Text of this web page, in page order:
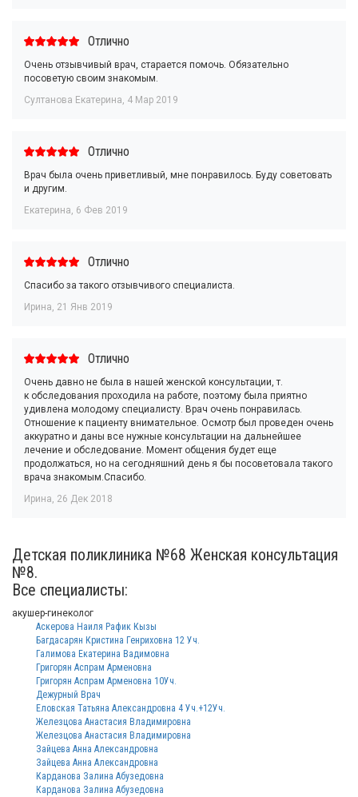
Отлично
Очень отзывчивый врач, старается помочь. Обязательно
посоветую своим знакомым.
Султанова Екатерина, 4 Мар 2019
Отлично
Врач была очень приветливый, мне понравилось. Буду советовать
и другим.
Екатерина, 6 Фев 2019
Отлично
Спасибо за такого отзывчивого специалиста.
Ирина, 21 Янв 2019
Отлично
Очень давно не была в нашей женской консультации, т.
к обследования проходила на работе, поэтому была приятно
удивлена молодому специалисту. Врач очень понравилась.
Отношение к пациенту внимательное. Осмотр был проведен очень
аккуратно и даны все нужные консультации на дальнейшее
лечение и обследование. Момент общения будет еще
продолжаться, но на сегодняшний день я бы посоветовала такого
врача знакомым.Спасибо.
Ирина, 26 Дек 2018
Детская поликлиника №68 Женская консультация
№8.
Все специалисты:
акушер-гинеколог
Аскерова Наиля Рафик Кызы
Багдасарян Кристина Генриховна 12 Уч.
Галимова Екатерина Вадимовна
Григорян Аспрам Арменовна
Григорян Аспрам Арменовна 10Уч.
Дежурный Врач
Еловская Татьяна Александровна 4 Уч.+12Уч.
Железцова Анастасия Владимировна
Железцова Анастасия Владимировна
Зайцева Анна Александровна
Зайцева Анна Александровна
Карданова Залина Абузедовна
Карданова Залина Абузедовна